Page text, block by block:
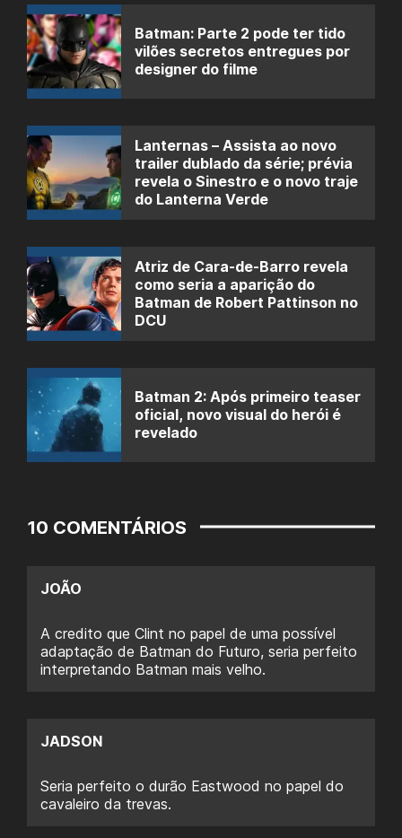
Batman: Parte 2 pode ter tido
vilões secretos entregues por
designer do filme
Lanternas – Assista ao novo
trailer dublado da série; prévia
revela o Sinestro e o novo traje
do Lanterna Verde
Atriz de Cara-de-Barro revela
como seria a aparição do
Batman de Robert Pattinson no
DCU
Batman 2: Após primeiro teaser
oficial, novo visual do herói é
revelado
10 COMENTÁRIOS
JOÃO
A credito que Clint no papel de uma possível
adaptação de Batman do Futuro, seria perfeito
interpretando Batman mais velho.
JADSON
Seria perfeito o durão Eastwood no papel do
cavaleiro da trevas.